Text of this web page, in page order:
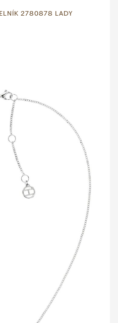
2780878 LADY